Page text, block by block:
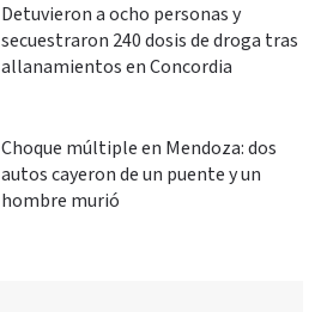
Detuvieron a ocho personas y
secuestraron 240 dosis de droga tras
allanamientos en Concordia
Choque múltiple en Mendoza: dos
autos cayeron de un puente y un
hombre murió